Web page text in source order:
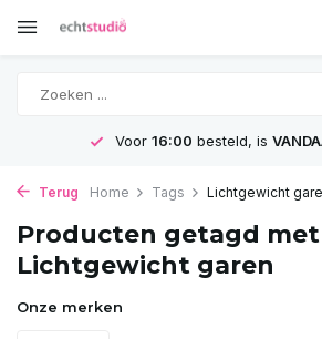
Voor 16:00 besteld, is
Terug Home Tags Lichtgewicht
Producten getagd met
Lichtgewicht garen
Onze merken